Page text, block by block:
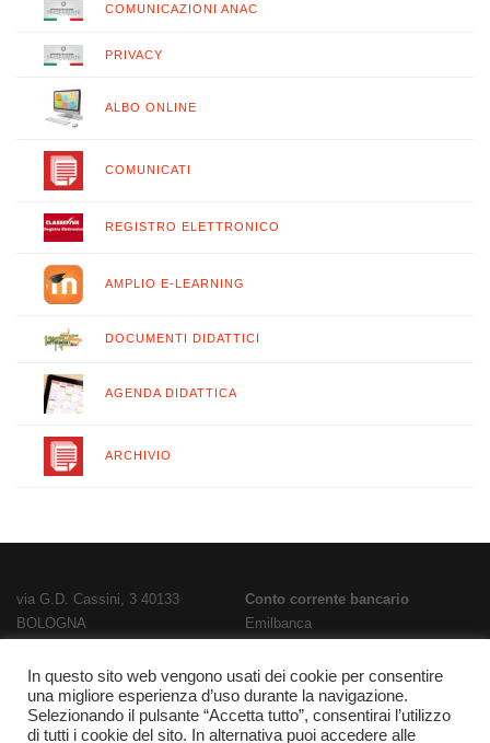
COMUNICAZIONI ANAC
PRIVACY
ALBO ONLINE
COMUNICATI
REGISTRO ELETTRONICO
AMPLIO E-LEARNING
DOCUMENTI DIDATTICI
AGENDA DIDATTICA
ARCHIVIO
via G.D. Cassini, 3 40133
BOLOGNA
E-Mail:bois02300g@istruzione.it
PEC: bois02300g@pec.istruzione.it
Codice meccanografico
Conto corrente bancario
Emilbanca
IT28T0707236670000000186800
Codice FatturazioneUFPL93
Codice IPAistsc_bois02300g
In questo sito web vengono usati dei cookie per consentire
una migliore esperienza d’uso durante la navigazione.
Selezionando il pulsante “Accetta tutto”, consentirai l’utilizzo
di tutti i cookie del sito. In alternativa puoi accedere alle